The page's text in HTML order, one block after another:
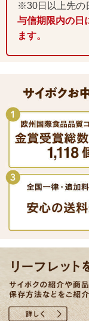
※30日以上先の
与信期限内の日
ます。